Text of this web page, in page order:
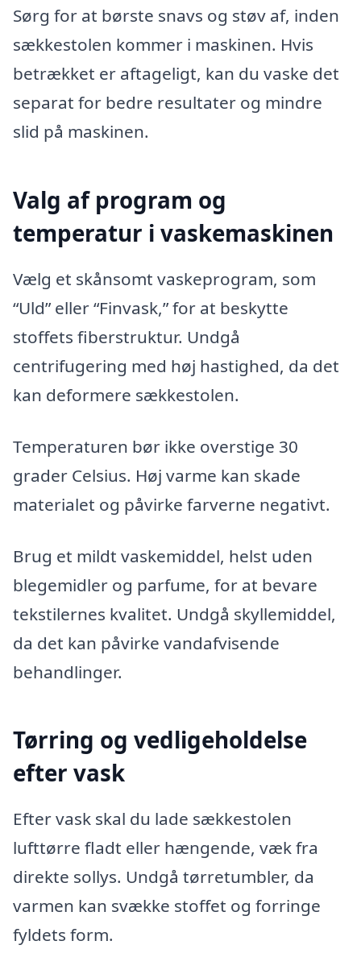
Sørg for at børste snavs og støv af, inden
sækkestolen kommer i maskinen. Hvis
betrækket er aftageligt, kan du vaske det
separat for bedre resultater og mindre
slid på maskinen.
Valg af program og
temperatur i vaskemaskinen
Vælg et skånsomt vaskeprogram, som
“Uld” eller “Finvask,” for at beskytte
stoffets fiberstruktur. Undgå
centrifugering med høj hastighed, da det
kan deformere sækkestolen.
Temperaturen bør ikke overstige 30
grader Celsius. Høj varme kan skade
materialet og påvirke farverne negativt.
Brug et mildt vaskemiddel, helst uden
blegemidler og parfume, for at bevare
tekstilernes kvalitet. Undgå skyllemiddel,
da det kan påvirke vandafvisende
behandlinger.
Tørring og vedligeholdelse
efter vask
Efter vask skal du lade sækkestolen
lufttørre fladt eller hængende, væk fra
direkte sollys. Undgå tørretumbler, da
varmen kan svække stoffet og forringe
fyldets form.